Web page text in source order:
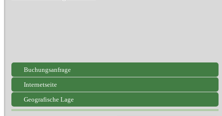
Buchungsanfrage
Internetseite
Geografische Lage